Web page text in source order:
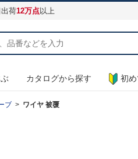
荷12万点以上
カタログから探す 初
ブ ワイヤ 被覆